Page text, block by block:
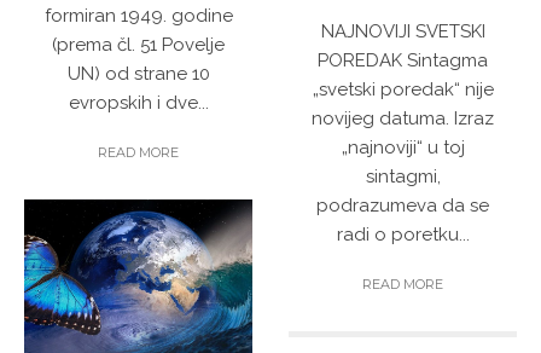
formiran 1949. godine
(prema čl. 51 Povelje
UN) od strane 10
evropskih i dve...
READ MORE
NAJNOVIJI SVETSKI
POREDAK Sintagma
„svetski poredak“ nije
novijeg datuma. Izraz
„najnoviji“ u toj
sintagmi,
podrazumeva da se
radi o poretku...
READ MORE